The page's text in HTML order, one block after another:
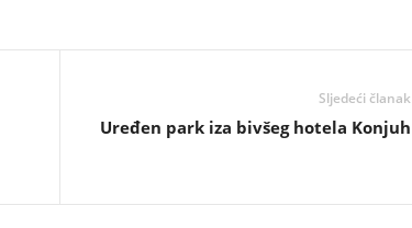
Sljedeći članak
Uređen park iza bivšeg hotela Konjuh